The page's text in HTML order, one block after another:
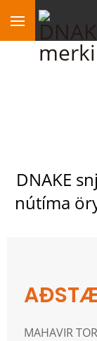
DNAKE
nútíma
MAHAVIR